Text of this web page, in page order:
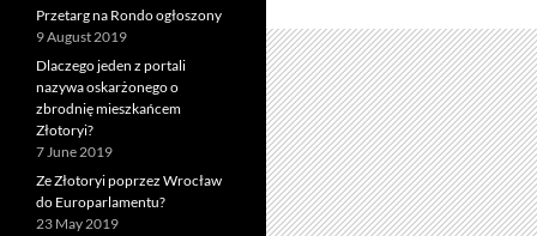
Przetarg na Rondo ogłoszony
9 August 2019
Dlaczego jeden z portali
nazywa oskarżonego o
zbrodnię mieszkańcem
Złotoryi?
7 June 2019
Ze Złotoryi poprzez Wrocław
do Europarlamentu?
23 May 2019